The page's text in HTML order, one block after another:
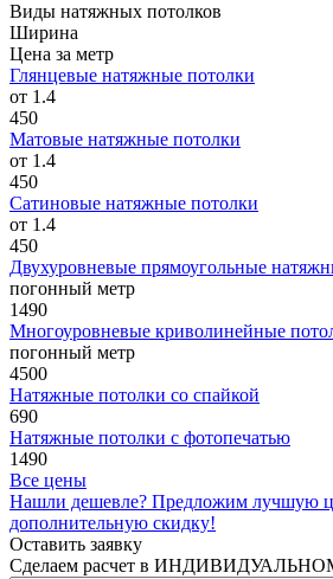
Виды натяжных потолков
Ширина
Цена за метр
Глянцевые натяжные потолки
от 1.4
450
Матовые натяжные потолки
от 1.4
450
Сатиновые натяжные потолки
от 1.4
450
Двухуровневые прямоугольные
погонный метр
1490
Многоуровневые криволинейные
погонный метр
4500
Натяжные потолки со спайкой
690
Натяжные потолки с фотопечатью
1490
Все цены
Нашли дешевле? Предложим лучшую
дополнительную скидку!
Оставить заявку
Сделаем расчет в